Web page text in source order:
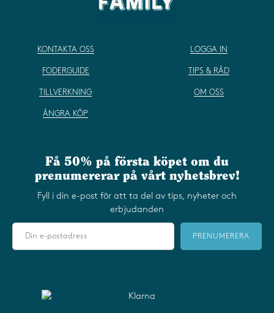
KONTAKTA OSS
FODERGUIDE
TILLVERKNING
ÅNGRA KÖP
LOGGA IN
TIPS & RÅD
OM OSS
Få 50% på första köpet om du
prenumererar på vårt nyhetsbrev!
Fyll i din e-post för att ta del av tips, nyheter och
erbjudanden
PRENUMERERA